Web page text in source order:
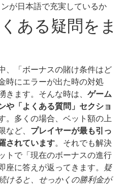
ンが日本語で充実しているか
ある疑問をま
、「ボーナスの賭け条件はど
時にエラーが出た時の対処
きます。そんな時は、 ゲーム
や「よくある質問」セクショ
。多くの場合、ベット額の上
など、 プレイヤーが最も引っ
されています。それでも解決
トで「現在のボーナスの進行
座に答えが返ってきます。 疑
けると、せっかくの勝利金が